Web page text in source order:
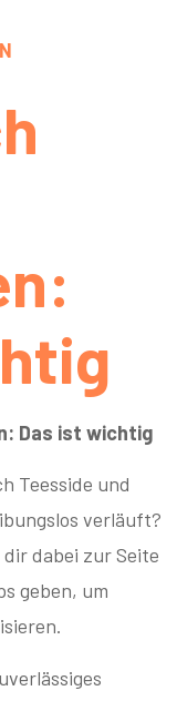
Das ist wichtig
Teesside und
verläuft?
dabei zur Seite
geben, um